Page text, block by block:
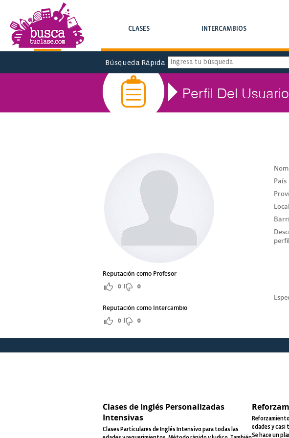
CLASES INTERCAMBIOS
Búsqueda Rápida
Perfil Del Usuario
Reputación como Profesor
0 0
Reputación como Intercambio
0 0
País
perfil
Clases de Inglés Personalizadas
Intensivas
Clases Particulares de Inglés Intensivo para todas las
edades y casi
Se hace un